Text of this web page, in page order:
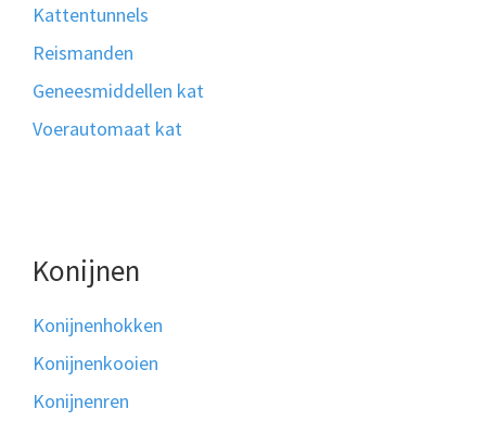
Kattentunnels
Reismanden
Geneesmiddellen kat
Voerautomaat kat
Konijnen
Konijnenhokken
Konijnenkooien
Konijnenren